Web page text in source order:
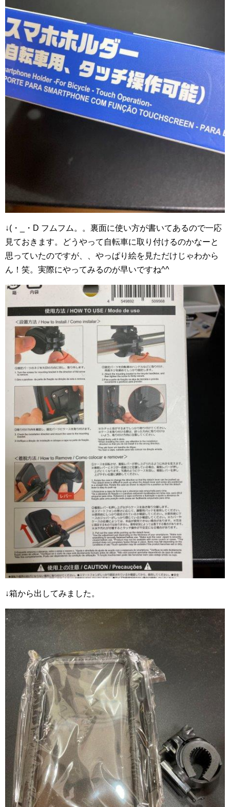
↓(・_・D フムフム。。裏面に使い方が書いてあるので一応
見ておきます。どうやって自転車に取り付けるのかなーと
思っていたのですが、、やっぱり絵を見ただけじゃわから
ん！笑。実際にやってみるのが早いですね^^
↓箱から出してみました。